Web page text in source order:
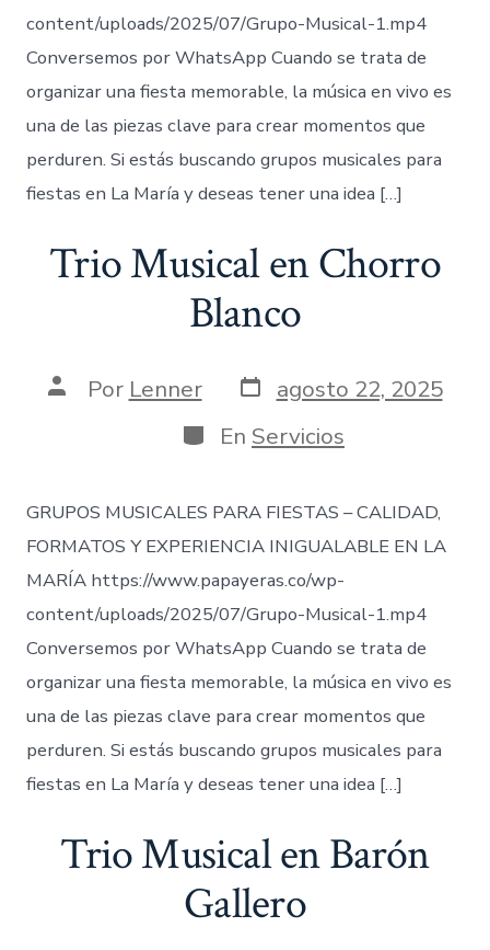
content/uploads/2025/07/Grupo-Musical-1.mp4
Conversemos por WhatsApp Cuando se trata de
organizar una fiesta memorable, la música en vivo es
una de las piezas clave para crear momentos que
perduren. Si estás buscando grupos musicales para
fiestas en La María y deseas tener una idea […]
Trio Musical en Chorro
Blanco
AutorPor Lenner Fecha
de
publicación
agosto 22, 2025
Categorías
En Servicios
GRUPOS MUSICALES PARA FIESTAS – CALIDAD,
FORMATOS Y EXPERIENCIA INIGUALABLE EN LA
MARÍA https://www.papayeras.co/wp-
content/uploads/2025/07/Grupo-Musical-1.mp4
Conversemos por WhatsApp Cuando se trata de
organizar una fiesta memorable, la música en vivo es
una de las piezas clave para crear momentos que
perduren. Si estás buscando grupos musicales para
fiestas en La María y deseas tener una idea […]
Trio Musical en Barón
Gallero